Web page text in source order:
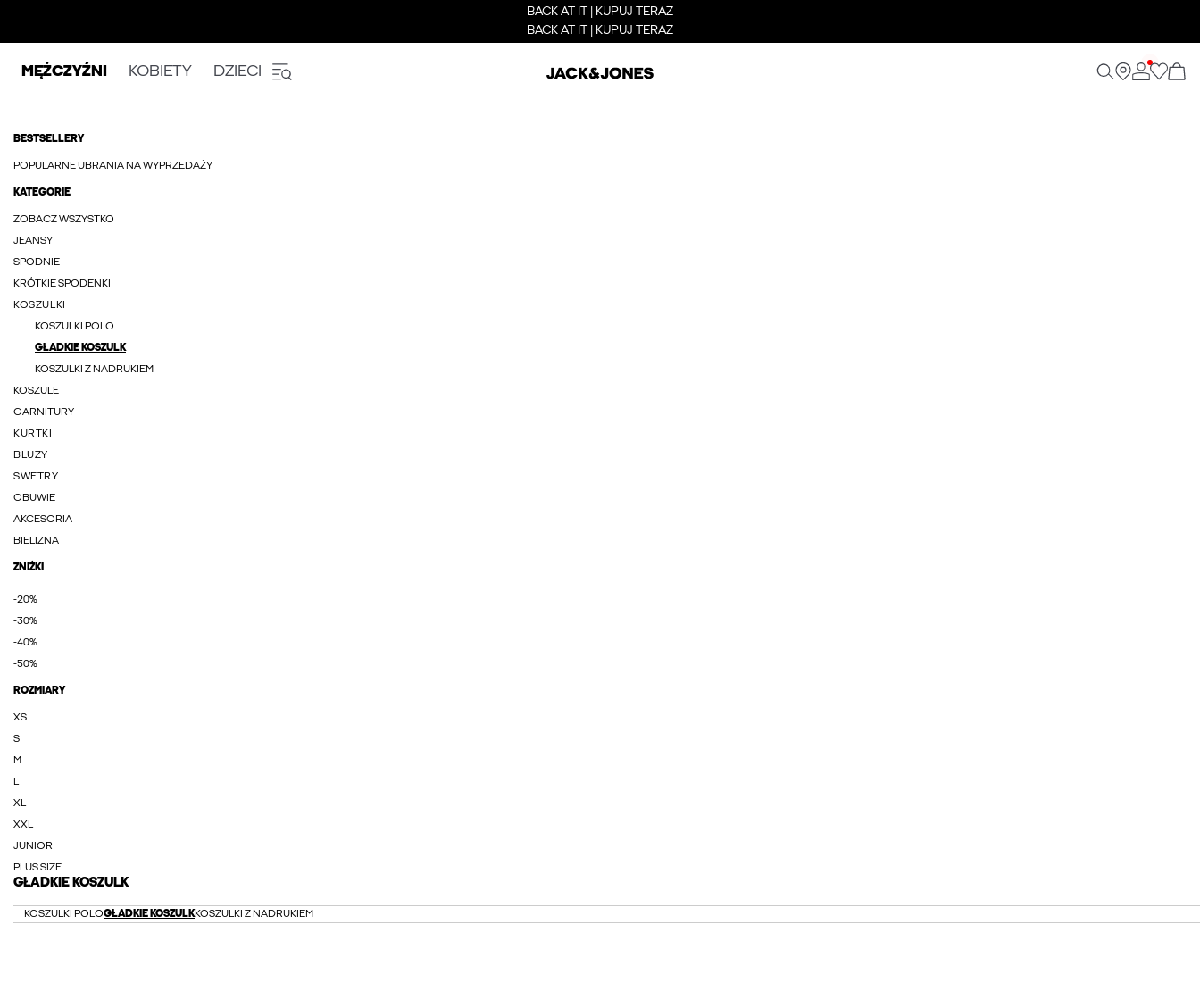
BACK AT IT | KUPUJ TERAZ
BACK AT IT | KUPUJ TERAZ
MĘŻCZYŹNI KOBIETY DZIECI
BESTSELLERY
POPULARNE UBRANIA NA WYPRZEDAŻY
KATEGORIE
ZOBACZ WSZYSTKO
JEANSY
SPODNIE
KRÓTKIE SPODENKI
KOSZULKI
KOSZULKI POLO
GŁADKIE KOSZULK
KOSZULKI Z NADRUKIEM
KOSZULE
GARNITURY
KURTKI
BLUZY
SWETRY
OBUWIE
AKCESORIA
BIELIZNA
ZNIŻKI
-20%
-30%
-40%
-50%
ROZMIARY
XS
S
M
L
XL
XXL
JUNIOR
PLUS SIZE
GŁADKIE KOSZULK
KOSZULKI POLOGŁADKIE KOSZULKKOSZULKI Z NADRUKIEM